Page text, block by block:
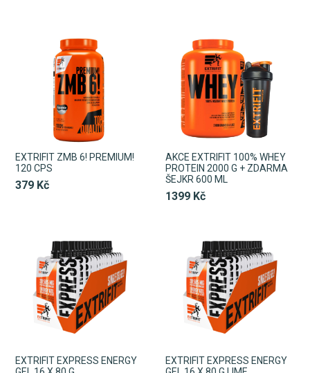
EXTRIFIT ZMB 6! PREMIUM!
120 CPS
379 Kč
AKCE EXTRIFIT 100% WHEY
PROTEIN 2000 G + ZDARMA
ŠEJKR 600 ML
1399 Kč
EXTRIFIT EXPRESS ENERGY
EXTRIFIT EXPRESS ENERGY